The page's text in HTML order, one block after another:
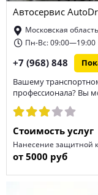
Автосервис
Московская
Пн-Вс: 09:00—19:00
+7 (968) 848
Вашему
профессионала? Вы
Стоимость услуг
Нанесение защитной
от 5000 руб